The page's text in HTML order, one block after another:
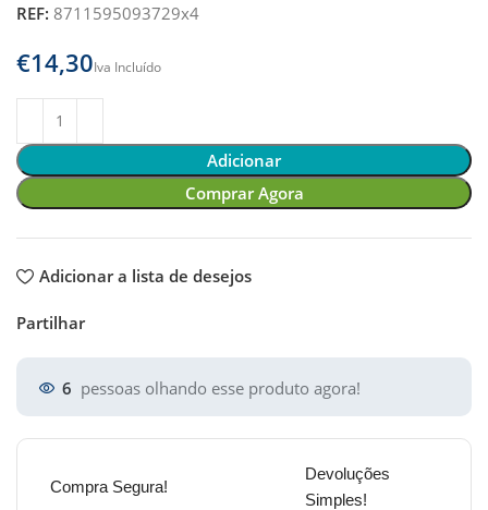
REF:8711595093729x4
€
Adicionar
Comprar Agora
Adicionar a lista de desejos
Partilhar
6 pessoas olhando esse produto agora!
Compra Segura!
Devoluções
Simples!